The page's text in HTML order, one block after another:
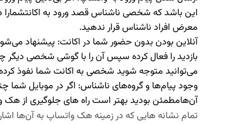
این باشد که شخصی ناشناس قصد ورود به اکانتشمارا
معرض افراد ناشناس قرار ندهید.
آنلاین بودن بدون حضور شما در اکانت: پیشنهاد
بازدید را فعال کرده سپس آن را با گوشی شخصی دیگر
می‌توانید متوجه شوید شخصی به اکانت شما نفوذ
وجود پیام‌ها و گروه‌های ناشناس: اگر در موبایل شما
آن‌هامطمئن بودید بهتر است راه های جلوگیری از هک
تمام نشانه هایی که در زمینه هک واتساپ به آن‌ها